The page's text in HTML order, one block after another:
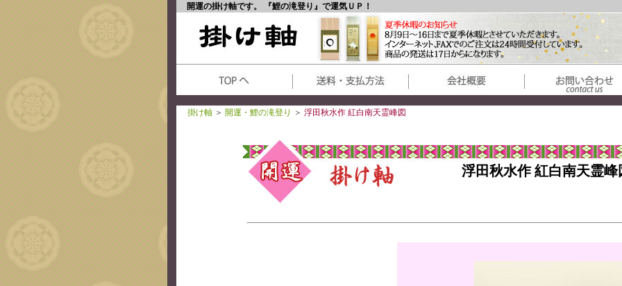
開運の掛け軸です。 『鯉の滝登り』で運気ＵＰ！
掛け軸 ＞ 開運・鯉の滝登り ＞ 浮田秋水作 紅白南天霊峰図
浮田秋水作 紅白南天霊峰